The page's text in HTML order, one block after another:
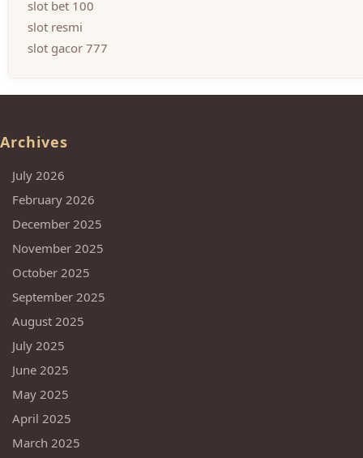
slot bet 100
slot resmi
slot gacor 777
Archives
July 2026
February 2026
December 2025
November 2025
October 2025
September 2025
August 2025
July 2025
June 2025
May 2025
April 2025
March 2025